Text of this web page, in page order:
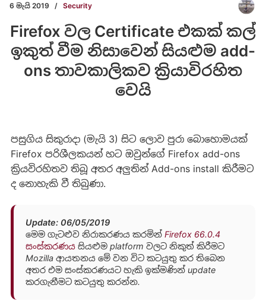
6 මැයි 2019 / Security
Firefox වල Certificate එකක් කල්
ඉකුත් වීම නිසාවෙන් සියළුම add-
ons තාවකාලිකව ක්‍රියාවිරහිත
වෙයි
පසුගිය සිකුරාදා (මැයි 3) සිට ලොව පුරා බොහොමයක්
Firefox පරිශීලකයන් හට ඔවුන්ගේ Firefox add-ons
ක්‍රියවිරහිතව තිබූ අතර අලුතින් Add-ons install කිරීමට
ද නොහැකි වී තිබුණා.
Update: 06/05/2019
මෙම ගැටළුව නිරාකරණය කරමින් Firefox 66.0.4
සංස්කරණයසියළුම platform වලට නිකුත් කිරීමට
Mozilla ආයතනය මේ වන විට කටයුතු කර තිබෙන
අතර එම සංස්කරණයට හැකි ඉක්මණින් update
කරගැනීමට කටයුතු කරන්න.